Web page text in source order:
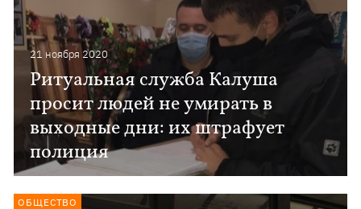
21 ноября 2020
Ритуальная служба Калуша
просит людей не умирать в
выходные дни: их штрафует
полиция
ОБЩЕСТВО